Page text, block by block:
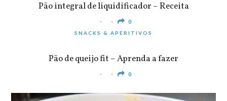
Pão integral de liquidificador – Receita
0
SNACKS & APERITIVOS
Pão de queijo fit – Aprenda a fazer
0